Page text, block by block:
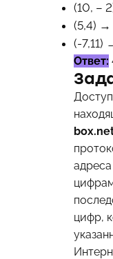
(10, –
(5,4) →
(-7,11)
Ответ:
цифр,